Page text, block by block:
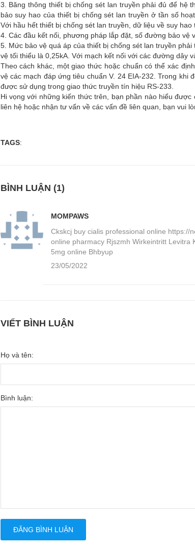
3. Băng thông thiết bị chống sét lan truyền phải đủ để hệ
bảo suy hao của thiết bị chống sét lan truyền ở tần số
Với hầu hết thiết bị chống sét lan truyền, dữ liệu về suy
4. Các đầu kết nối, phương pháp lắp đặt, số đường bảo vệ
5. Mức bảo vệ quá áp của thiết bị chống sét lan truyền
vệ tối thiểu là 0,25kA. Với mạch kết nối với các đường dây
Theo cách khác, một giao thức hoặc chuẩn có thể xác
vệ các mạch đáp ứng tiêu chuẩn V. 24 EIA-232. Trong khi
được sử dụng trong giao thức truyền tín hiệu RS-233.
Hi vọng với những kiến thức trên, bạn phần nào hiểu
liên hệ hoặc nhận tư vấn về các vấn đề liên quan, bạn vui
TAGS:
BÌNH LUẬN (1)
MOMPAWS
Ckskcj buy cialis professional online https://
online pharmacy Rjszmh Wirkeintritt
5mg online Bhbyup
23/05/2022
VIẾT BÌNH LUẬN
Họ và tên:
Bình luận:
ĐĂNG BÌNH LUẬN